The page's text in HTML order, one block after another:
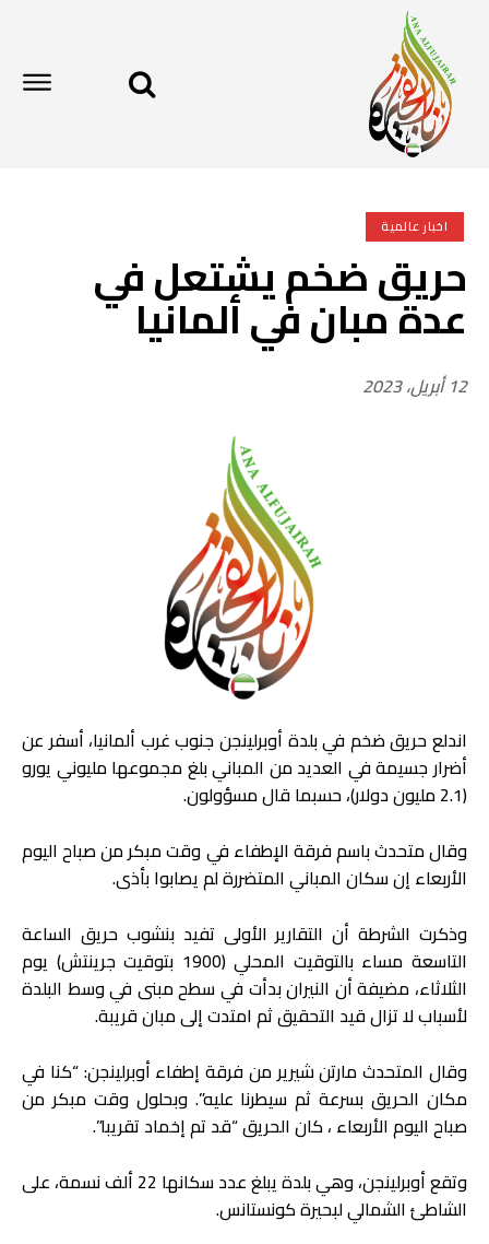
اخبار عالمية
حريق ضخم يشتعل في
عدة مبان في ألمانيا
12 أبريل، 2023
اندلع حريق ضخم في بلدة أوبرلينجن جنوب غرب ألمانيا، أسفر عن
أضرار جسيمة في العديد من المباني بلغ مجموعها مليوني يورو
(2.1 مليون دولار)، حسبما قال مسؤولون.
وقال متحدث باسم فرقة الإطفاء في وقت مبكر من صباح اليوم
الأربعاء إن سكان المباني المتضررة لم يصابوا بأذى.
وذكرت الشرطة أن التقارير الأولى تفيد بنشوب حريق الساعة
التاسعة مساء بالتوقيت المحلي (1900 بتوقيت جرينتش) يوم
الثلاثاء، مضيفة أن النيران بدأت في سطح مبنى في وسط البلدة
لأسباب لا تزال قيد التحقيق ثم امتدت إلى مبان قريبة.
وقال المتحدث مارتن شيرير من فرقة إطفاء أوبرلينجن: “كنا في
مكان الحريق بسرعة ثم سيطرنا عليه”. وبحلول وقت مبكر من
صباح اليوم الأربعاء ، كان الحريق “قد تم إخماد تقريبا”.
وتقع أوبرلينجن، وهي بلدة يبلغ عدد سكانها 22 ألف نسمة، على
الشاطئ الشمالي لبحيرة كونستانس.